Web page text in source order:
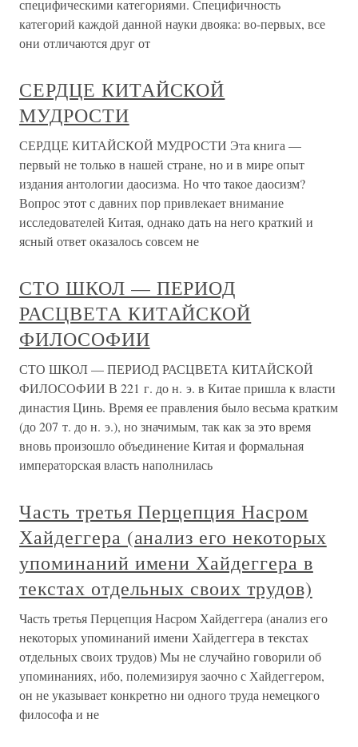
специфическими категориями. Специфичность
категорий каждой данной науки двояка: во-первых, все
они отличаются друг от
СЕРДЦЕ КИТАЙСКОЙ
МУДРОСТИ
СЕРДЦЕ КИТАЙСКОЙ МУДРОСТИ Эта книга —
первый не только в нашей стране, но и в мире опыт
издания антологии даосизма. Но что такое даосизм?
Вопрос этот с давних пор привлекает внимание
исследователей Китая, однако дать на него краткий и
ясный ответ оказалось совсем не
СТО ШКОЛ — ПЕРИОД
РАСЦВЕТА КИТАЙСКОЙ
ФИЛОСОФИИ
СТО ШКОЛ — ПЕРИОД РАСЦВЕТА КИТАЙСКОЙ
ФИЛОСОФИИ В 221 г. до н. э. в Китае пришла к власти
династия Цинь. Время ее правления было весьма кратким
(до 207 т. до н. э.), но значимым, так как за это время
вновь произошло объединение Китая и формальная
императорская власть наполнилась
Часть третья Перцепция Насром
Хайдеггера (анализ его некоторых
упоминаний имени Хайдеггера в
текстах отдельных своих трудов)
Часть третья Перцепция Насром Хайдеггера (анализ его
некоторых упоминаний имени Хайдеггера в текстах
отдельных своих трудов) Мы не случайно говорили об
упоминаниях, ибо, полемизируя заочно с Хайдеггером,
он не указывает конкретно ни одного труда немецкого
философа и не